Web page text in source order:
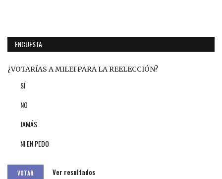
ENCUESTA
¿VOTARÍAS A MILEI PARA LA REELECCIÓN?
SÍ
NO
JAMÁS
NI EN PEDO
VOTAR Ver resultados